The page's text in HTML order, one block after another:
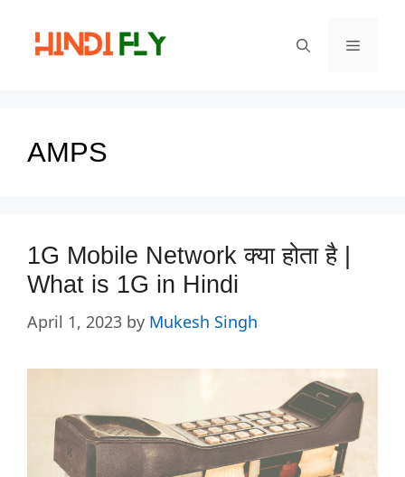
content
Menu
AMPS
1G Mobile Network क्या होता है |
What is 1G in Hindi
April 1, 2023 by Mukesh Singh